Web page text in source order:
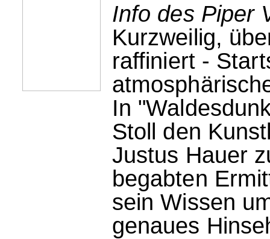
Info des Piper
Kurzweilig,
raffiniert -
In
Stoll den
Justus Hauer
begabten
sein Wissen
genaues